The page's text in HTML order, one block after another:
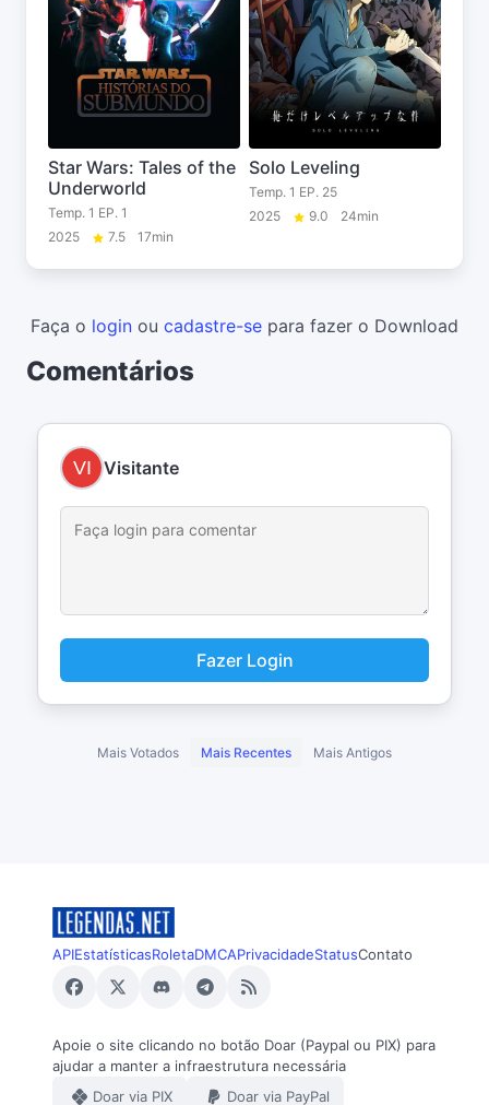
Star Wars: Tales of the
Underworld
Temp. 1 EP. 1
2025
7.5 17min
Solo Leveling
Temp. 1 EP. 25
2025
9.0 24min
Faça o login ou cadastre-se para fazer o Download
Comentários
Visitante
Fazer Login
Mais Votados Mais Recentes Mais Antigos
APIEstatísticasRoletaDMCAPrivacidadeStatusContato
Apoie o site clicando no botão Doar (Paypal ou PIX) para
ajudar a manter a infraestrutura necessária
Doar via PIX
Doar via PayPal